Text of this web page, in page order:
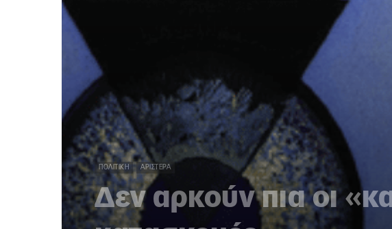
ΠΟΛΙΤΙΚΉ ΑΡΙΣΤΕΡΆ
Δεν αρκούν πια οι